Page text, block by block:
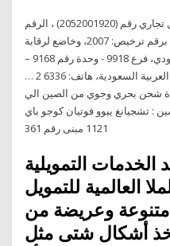
بنك الخليج الدولي – السعودية، سجل تجاري رقم (2052001920) ، الرقم
الموحد: (7001399042) مرخص له برقم ترخيص: 2007، وخاضع لرقابة
وإشراف البنك المركزي السعودي، فرع 9918 - وحدة رقم 9168 –
الظهران 39268– 31942 المملكة العربية السعودية، هاتف: 6336 2 …
شحن بحري وجوي من الصين الي
: تشجيانغ ييوو فوتيان كوجو باي
1121 مبنى رقم 361
الخدمات التمويلية
العالمية للتمويل
وعريضة من
أشكال شتى مثل